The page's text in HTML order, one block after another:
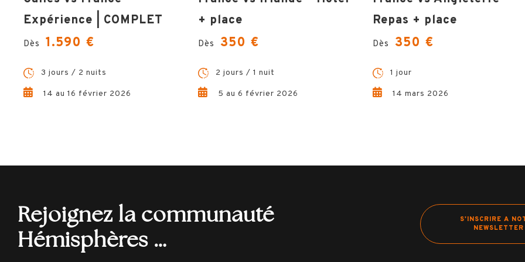
Expérience | COMPLET
Dès 1.590 €
3 jours / 2 nuits
14 au 16 février 2026
+ place
Dès 350 €
2 jours / 1 nuit
5 au 6 février 2026
Repas + place
Dès 350 €
1 jour
14 mars 2026
Rejoignez la communauté
Hémisphères …
S'INSCRIRE A
NEWSLETTER